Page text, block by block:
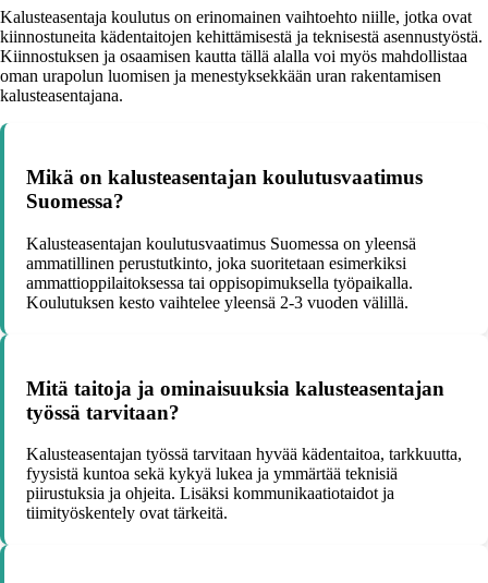
Kalusteasentaja koulutus on erinomainen vaihtoehto niille, jotka ovat
kiinnostuneita kädentaitojen kehittämisestä ja teknisestä asennustyöstä.
Kiinnostuksen ja osaamisen kautta tällä alalla voi myös mahdollistaa
oman urapolun luomisen ja menestyksekkään uran rakentamisen
kalusteasentajana.
Mikä on kalusteasentajan koulutusvaatimus
Suomessa?
Kalusteasentajan koulutusvaatimus Suomessa on yleensä
ammatillinen perustutkinto, joka suoritetaan esimerkiksi
ammattioppilaitoksessa tai oppisopimuksella työpaikalla.
Koulutuksen kesto vaihtelee yleensä 2-3 vuoden välillä.
Mitä taitoja ja ominaisuuksia kalusteasentajan
työssä tarvitaan?
Kalusteasentajan työssä tarvitaan hyvää kädentaitoa, tarkkuutta,
fyysistä kuntoa sekä kykyä lukea ja ymmärtää teknisiä
piirustuksia ja ohjeita. Lisäksi kommunikaatiotaidot ja
tiimityöskentely ovat tärkeitä.